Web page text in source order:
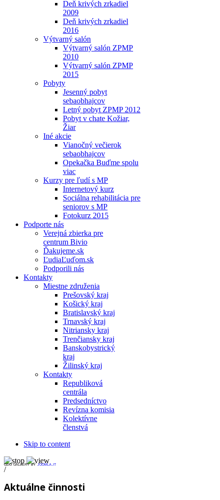
Deň krivých zrkadiel
2009
Deň krivých zrkadiel
2016
Výtvarný salón
Výtvarný salón ZPMP
2010
Výtvarný salón ZPMP
2015
Pobyty
Jesenný pobyt
sebaobhajcov
Letný pobyt ZPMP 2012
Pobyt v chate Kožiar,
Žiar
Iné akcie
Vianočný večierok
sebaobhajcov
Opekačka Buďme spolu
viac
Kurzy pre ľudí s MP
Internetový kurz
Sociálna rehabilitácia pre
seniorov s MP
Fotokurz 2015
Podporte nás
Verejná zbierka pre
centrum Bivio
Ďakujeme.sk
ĽudiaĽuďom.sk
Podporili nás
Kontakty
Miestne združenia
Prešovský kraj
Košický kraj
Bratislavský kraj
Trnavský kraj
Nitriansky kraj
Trenčiansky kraj
Banskobystrický
kraj
Žilinský kraj
Kontakty
Republiková
centrála
Predsedníctvo
Revízna komisia
Kolektívne
členstvá
Skip to content
/
ozio gallery byjoomla.it
Aktuálne činnosti